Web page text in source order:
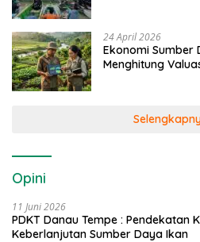
24 April 2026
Ekonomi Sumber
Menghitung
Opini
11 Juni 2026
PDKT Danau Tempe : Pendekatan
Keberlanjutan Sumber Daya Ikan